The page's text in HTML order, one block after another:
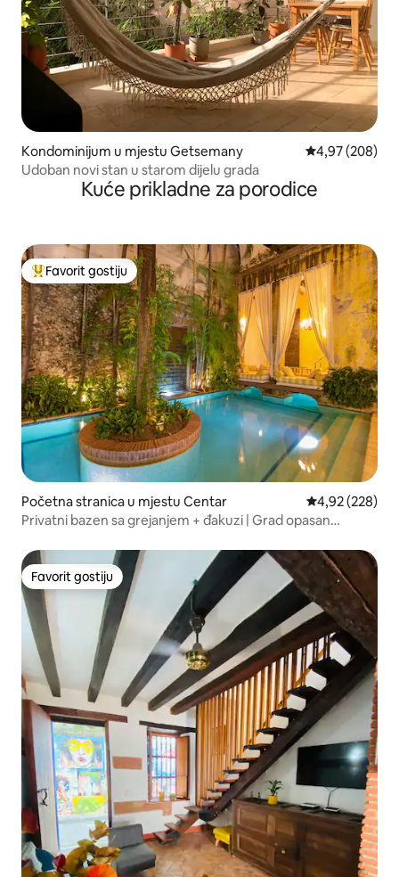
Kondominijum u mjestu Getsemany prosječna
4,97 (208)
Udoban novi stan u starom dijelu grada
Kuće prikladne za porodice
Glavni favorit gostiju
Favorit gostiju
Početna stranica u mjestu Centar prosječna
4,92 (228)
Privatni bazen sa grejanjem + đakuzi | Grad opasan
Favorit gostiju
Favorit gostiju